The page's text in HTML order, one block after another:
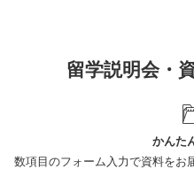
留学説明会・
かんた
数項目のフォーム入力で資料をお